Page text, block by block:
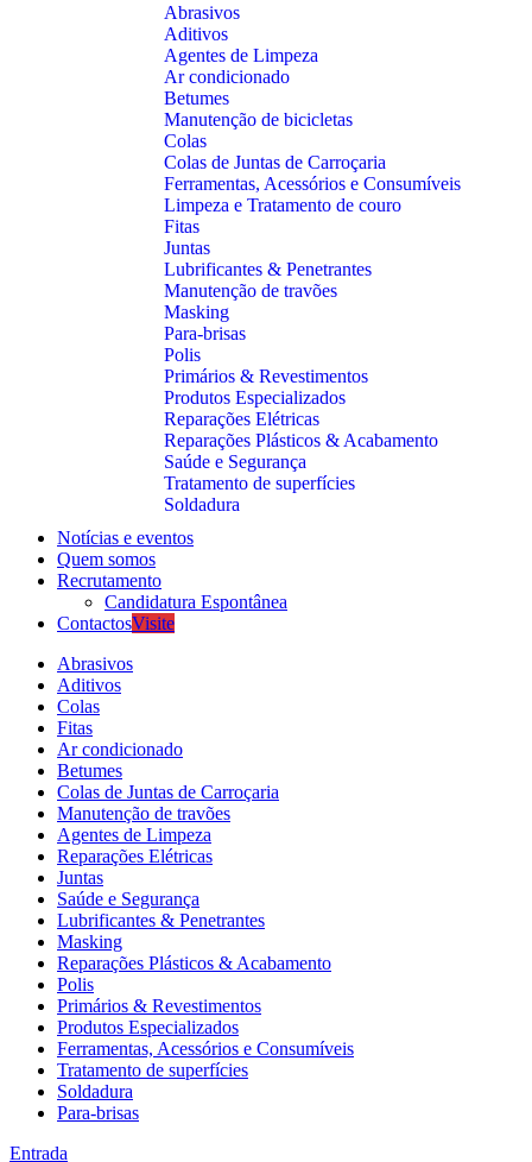
Abrasivos
Aditivos
Agentes de Limpeza
Ar condicionado
Betumes
Manutenção de bicicletas
Colas
Colas de Juntas de Carroçaria
Ferramentas, Acessórios e Consumíveis
Limpeza e Tratamento de couro
Fitas
Juntas
Lubrificantes & Penetrantes
Manutenção de travões
Masking
Para-brisas
Polis
Primários & Revestimentos
Produtos Especializados
Reparações Elétricas
Reparações Plásticos & Acabamento
Saúde e Segurança
Tratamento de superfícies
Soldadura
Notícias e eventos
Quem somos
Recrutamento
Candidatura Espontânea
ContactosVisite
Abrasivos
Aditivos
Colas
Fitas
Ar condicionado
Betumes
Colas de Juntas de Carroçaria
Manutenção de travões
Agentes de Limpeza
Reparações Elétricas
Juntas
Saúde e Segurança
Lubrificantes & Penetrantes
Masking
Reparações Plásticos & Acabamento
Polis
Primários & Revestimentos
Produtos Especializados
Ferramentas, Acessórios e Consumíveis
Tratamento de superfícies
Soldadura
Para-brisas
Entrada